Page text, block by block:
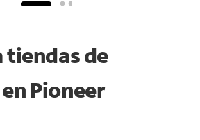
tiendas de
Pioneer